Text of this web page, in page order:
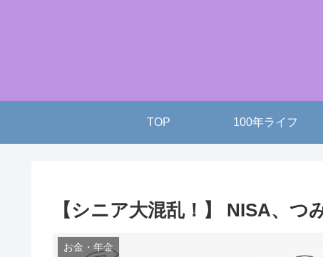
TOP 100年ライフ
【シニア大混乱！】 NISA、
お金・年金